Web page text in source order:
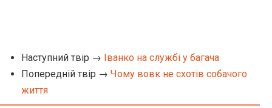
Наступний твір → Іванко на службі у багача
Попередній твір → Чому вовк не схотів собачого
життя